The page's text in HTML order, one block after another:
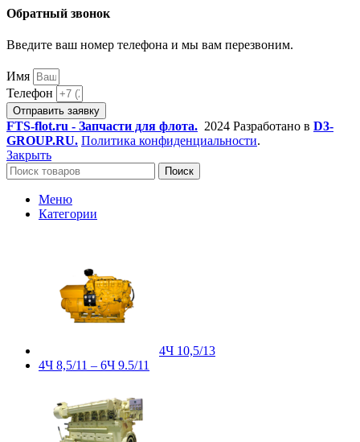
Обратный звонок
Введите ваш номер телефона и мы вам перезвоним.
Имя
Телефон
Отправить заявку
FTS-flot.ru - Запчасти для флота. 2024 Разработано в D3-
GROUP.RU. Политика конфиденциальности.
Закрыть
Поиск
Меню
Категории
4Ч 10,5/13
4Ч 8,5/11 – 6Ч 9.5/11